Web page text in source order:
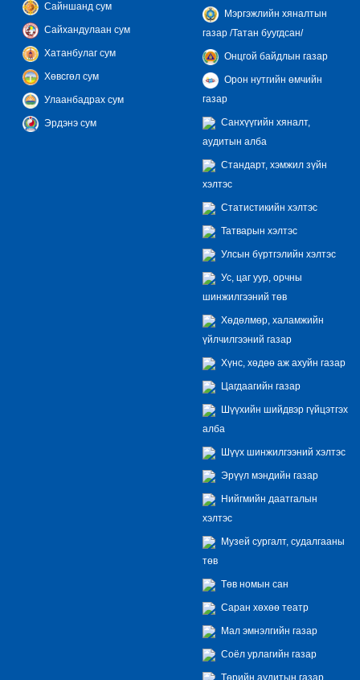
Сайншанд сум
Сайхандулаан сум
Хатанбулаг сум
Хөвсгөл сум
Улаанбадрах сум
Эрдэнэ сум
Мэргэжлийн хяналтын
газар /Татан буугдсан/
Онцгой байдлын газар
Орон нутгийн өмчийн
газар
Санхүүгийн хяналт,
аудитын алба
Стандарт, хэмжил зүйн
хэлтэс
Статистикийн хэлтэс
Татварын хэлтэс
Улсын бүртгэлийн хэлтэс
Ус, цаг уур, орчны
шинжилгээний төв
Хөдөлмөр, халамжийн
үйлчилгээний газар
Хүнс, хөдөө аж ахуйн газар
Цагдаагийн газар
Шүүхийн шийдвэр гүйцэтгэх
алба
Шүүх шинжилгээний хэлтэс
Эрүүл мэндийн газар
Нийгмийн даатгалын
хэлтэс
Музей сургалт, судалгааны
төв
Төв номын сан
Саран хөхөө театр
Мал эмнэлгийн газар
Соёл урлагийн газар
Төрийн аудитын газар